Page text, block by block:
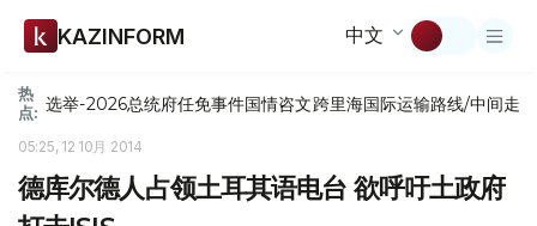
KAZINFORM 中文
热
点: 选举-2026总统府任免事件国情咨文跨里海国际运输路线/中间走廊
05:25, 12 10月 2014
德库尔德人占领土耳其语电台 欲呼吁土政府